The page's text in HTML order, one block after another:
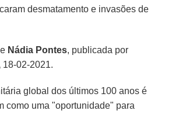
desmatamento e invasões de
Nádia Pontes, publicada por
18-02-2021.
global dos últimos 100 anos é
como uma "oportunidade" para